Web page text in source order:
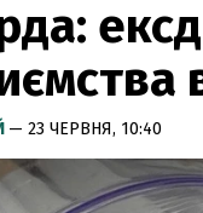
— 23 ЧЕРВНЯ, 10:40